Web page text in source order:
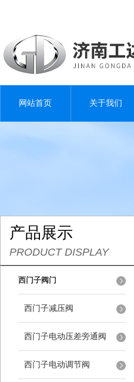
网站首页 关于我们
产品展示
PRODUCT DISPLAY
西门子阀门
西门子减压阀
西门子电动压差旁通阀
西门子电动调节阀